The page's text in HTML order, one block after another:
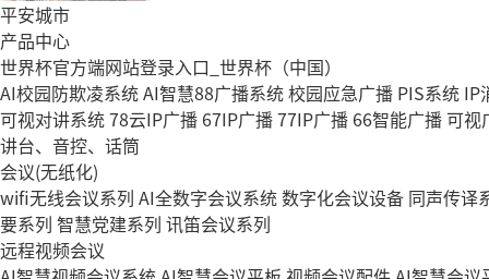
平安城市
产品中心
世界杯官方端网站登录入口_世界杯（中国）
AI校园防欺凌系统AI智慧88广播系统校园应急广播 PIS系统 IP
可视对讲系统78云IP广播 67IP广播77IP广播 66智能广播 可视
讲台、音控、话筒
会议(无纸化)
wifi无线会议系列 AI全数字会议系统数字化会议设备 同声传译
要系列 智慧党建系列 讯笛会议系列
远程视频会议